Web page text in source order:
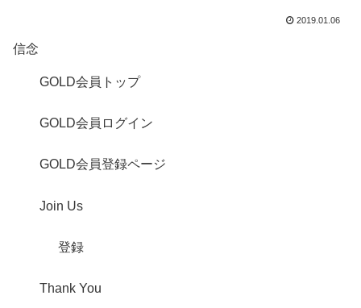
2019.01.06
信念
GOLD会員トップ
GOLD会員ログイン
GOLD会員登録ページ
Join Us
登録
Thank You